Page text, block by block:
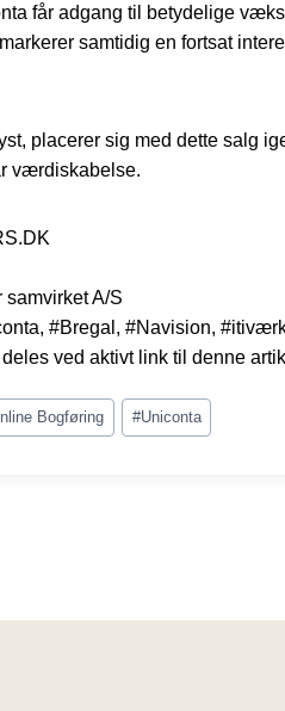
får adgang til betydelige
samtidig en fortsat
placerer sig med dette
værdiskabelse.
samvirket A/S
#Bregal, #Navision,
ved aktivt link til denne
Bogføring #Uniconta